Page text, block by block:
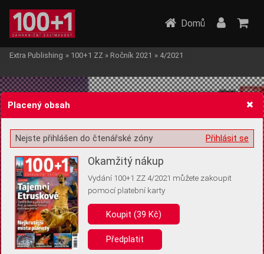
Žádost o souhlas s ukládáním volitelných informací
Pro základní fungování webu nepotřebujeme ukládat žádné informace
(tzv. cookies apod.). Rádi bychom vás ale požádali o souhlas s
uložením volitelných informací:
Domů
Extra Publishing » 100+1 ZZ » Ročník 2021 » 4/2021
Placený obsah
Přihlásit se
Nejste přihlášen do čtenářské zóny
Okamžitý nákup
Vydání 100+1 ZZ 4/2021 můžete zakoupit
pomocí platební karty
Koupit (39 Kč)
Předplatit